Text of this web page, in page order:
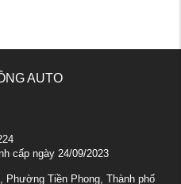
AUTO
cấp ngày 24/09/2023
Phường Tiền Phong, Thành phố